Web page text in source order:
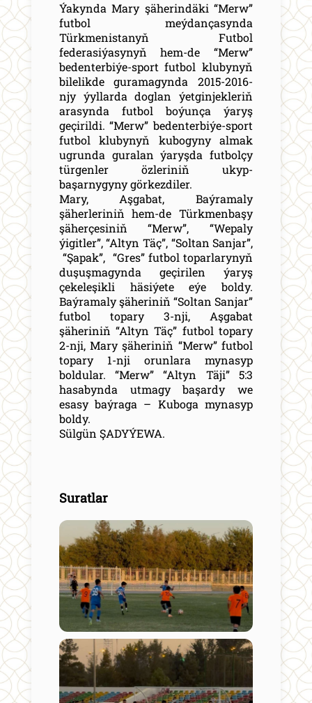
Ýakynda Mary şäherindäki “Merw”
futbol meýdançasynda
Türkmenistanyň Futbol
federasiýasynyň hem-de “Merw”
bedenterbiýe-sport futbol klubynyň
bilelikde guramagynda 2015-2016-
njy ýyllarda doglan ýetginjekleriň
arasynda futbol boýunça ýaryş
geçirildi. “Merw” bedenterbiýe-sport
futbol klubynyň kubogyny almak
ugrunda guralan ýaryşda futbolçy
türgenler özleriniň ukyp-
başarnygyny görkezdiler.
Mary, Aşgabat, Baýramaly
şäherleriniň hem-de Türkmenbaşy
şäherçesiniň “Merw”, “Wepaly
ýigitler”, “Altyn Täç”, “Soltan Sanjar”,
“Şapak”, “Gres” futbol toparlarynyň
duşuşmagynda geçirilen ýaryş
çekeleşikli häsiýete eýe boldy.
Baýramaly şäheriniň “Soltan Sanjar”
futbol topary 3-nji, Aşgabat
şäheriniň “Altyn Täç” futbol topary
2-nji, Mary şäheriniň “Merw” futbol
topary 1-nji orunlara mynasyp
boldular. “Merw” “Altyn Täji” 5:3
hasabynda utmagy başardy we
esasy baýraga – Kuboga mynasyp
boldy.
Sülgün ŞADYÝEWA.
Suratlar